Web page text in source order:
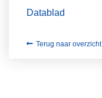
Datablad
Terug naar overzicht